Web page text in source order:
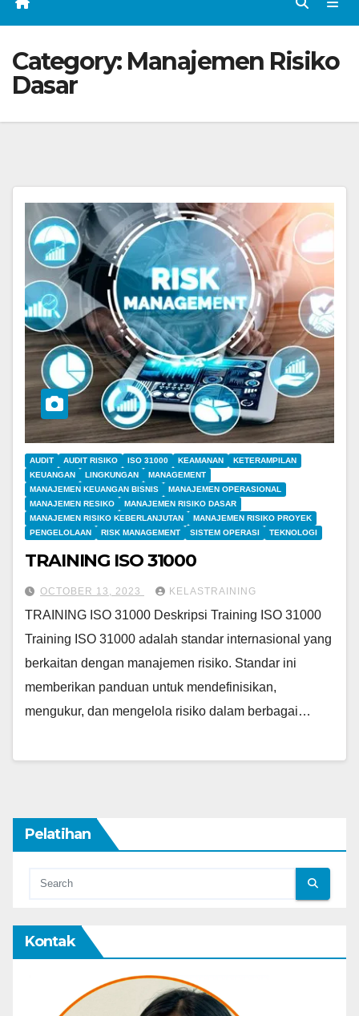
Category: Manajemen Risiko
Dasar
AUDIT AUDIT RISIKO ISO 31000 KEAMANAN
KETERAMPILAN
KEUANGAN
LINGKUNGAN
MANAGEMENT
MANAJEMEN KEUANGAN BISNIS
MANAJEMEN OPERASIONAL
MANAJEMEN RESIKO
MANAJEMEN RISIKO DASAR
MANAJEMEN RISIKO KEBERLANJUTAN
MANAJEMEN RISIKO PROYEK
PENGELOLAAN
RISK MANAGEMENT SISTEM OPERASI TEKNOLOGI
TRAINING ISO 31000
OCTOBER 13, 2023 KELASTRAINING
TRAINING ISO 31000 Deskripsi Training ISO 31000
Training ISO 31000 adalah standar internasional yang
berkaitan dengan manajemen risiko. Standar ini
memberikan panduan untuk mendefinisikan,
mengukur, dan mengelola risiko dalam berbagai…
Pelatihan
Kontak